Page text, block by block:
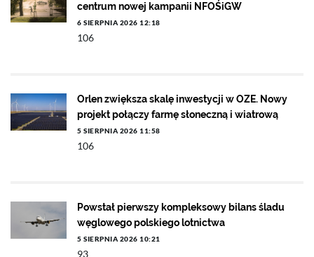
centrum nowej kampanii NFOŚiGW
6 SIERPNIA 2026 12:18
106
Orlen zwiększa skalę inwestycji w OZE. Nowy
projekt połączy farmę słoneczną i wiatrową
5 SIERPNIA 2026 11:58
106
Powstał pierwszy kompleksowy bilans śladu
węglowego polskiego lotnictwa
5 SIERPNIA 2026 10:21
93